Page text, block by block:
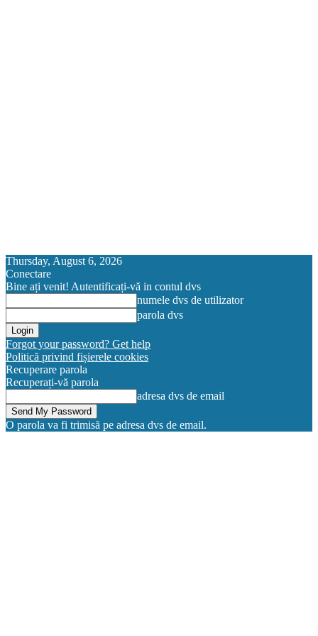
Thursday, August 6, 2026
Conectare
Bine ați venit! Autentificați-vă in contul dvs
numele dvs de utilizator
parola dvs
Forgot your password? Get help
Politică privind fișierele cookies
Recuperare parola
Recuperați-vă parola
adresa dvs de email
O parola va fi trimisă pe adresa dvs de email.